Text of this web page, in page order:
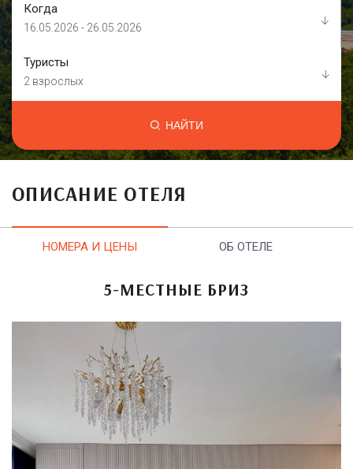
Когда
16.05.2026 - 26.05.2026
Туристы
2 взрослых
НАЙТИ
ОПИСАНИЕ ОТЕЛЯ
НОМЕРА И ЦЕНЫ ОБ ОТЕЛЕ
5-МЕСТНЫЕ БРИЗ